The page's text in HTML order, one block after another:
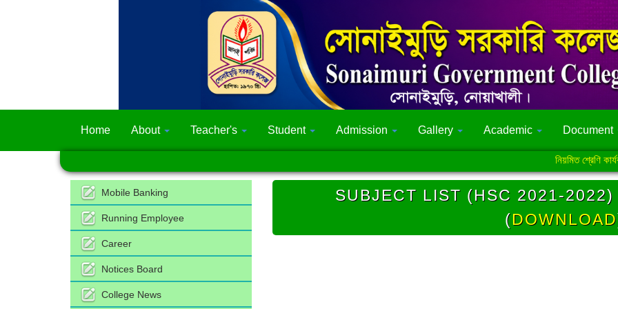
Home About Teacher's Student Admission Gallery Academic Document
নিয়মিত শ্রেণি
Mobile Banking
Running Employee
Career
Notices Board
College News
SUBJECT LIST (HSC 2021-
(DOWNLOAD